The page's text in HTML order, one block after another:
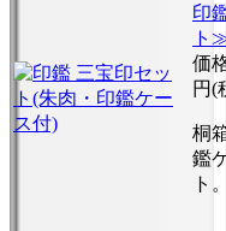
印
ト
価
円(
桐
鑑
ト。